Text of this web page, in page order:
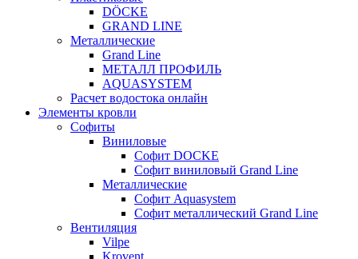
DÖCKE
GRAND LINE
Металлические
Grand Line
МЕТАЛЛ ПРОФИЛЬ
AQUASYSTEM
Расчет водостока онлайн
Элементы кровли
Софиты
Виниловые
Софит DOCKE
Софит виниловый Grand Line
Металлические
Софит Aquasystem
Софит металлический Grand Line
Вентиляция
Vilpe
Krovent